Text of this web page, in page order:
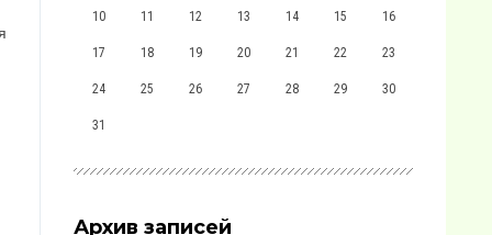
10 11 12 13 14 15 16
17 18 19 20 21 22 23
24 25 26 27 28 29 30
31
Архив записей